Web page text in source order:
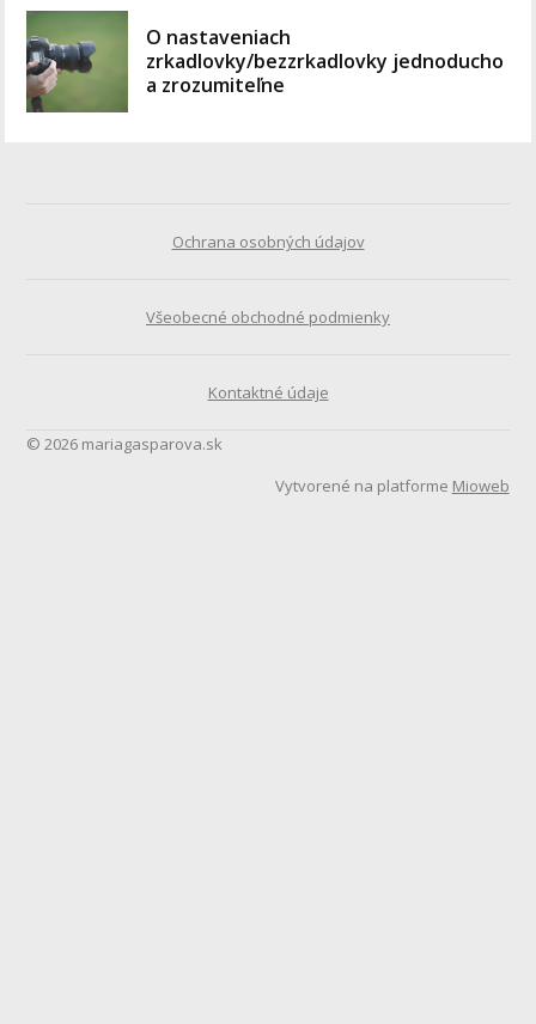
O nastaveniach
zrkadlovky/bezzrkadlovky jednoducho
a zrozumiteľne
Ochrana osobných údajov
Všeobecné obchodné podmienky
Kontaktné údaje
© 2026 mariagasparova.sk
Vytvorené na platforme Mioweb